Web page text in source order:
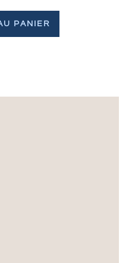
PANIER